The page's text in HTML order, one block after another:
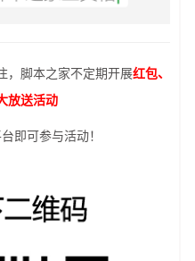
，脚本之家不定期开展红包、
放送活动
即可参与活动！